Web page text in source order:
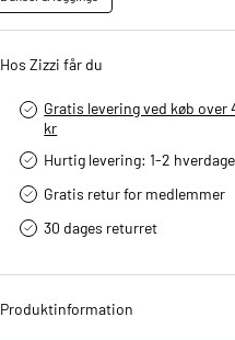
Hos Zizzi får du
Gratis levering ved køb over
kr
Hurtig levering­: 1-2 hverdage
Gratis retur for medlemmer
30 dages returret
Produktinformation